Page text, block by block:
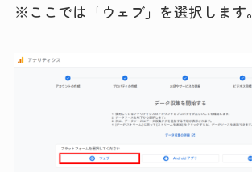
※ここでは「ウェブ」を選択します。